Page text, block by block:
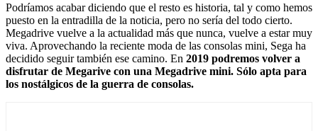
Podríamos acabar diciendo que el resto es historia, tal y como hemos
puesto en la entradilla de la noticia, pero no sería del todo cierto.
Megadrive vuelve a la actualidad más que nunca, vuelve a estar muy
viva. Aprovechando la reciente moda de las consolas mini, Sega ha
decidido seguir también ese camino. En 2019 podremos volver a
disfrutar de Megarive con una Megadrive mini. Sólo apta para
los nostálgicos de la guerra de consolas.